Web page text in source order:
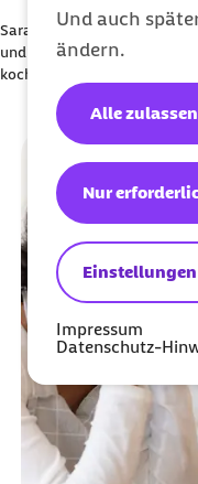
Und auch
ändern.
Nur
Alle zulassen
Impressum
Datenschutz-
Sie können an dieser
Inhalte auf der
Ich bin damit
Daten an
in unserer
Sarah Wiener, Prof. Dr.
und Astrid Funken
kochen! vor